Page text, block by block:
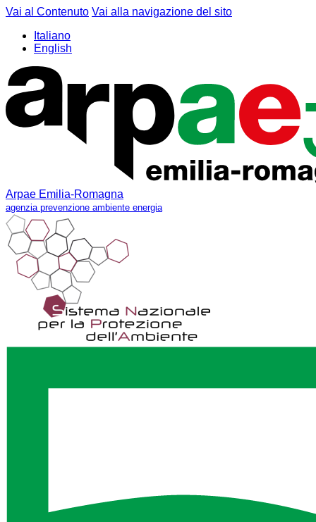
Vai al Contenuto Vai alla navigazione del sito
Italiano
English
Arpae Emilia-Romagna
agenzia prevenzione ambiente energia